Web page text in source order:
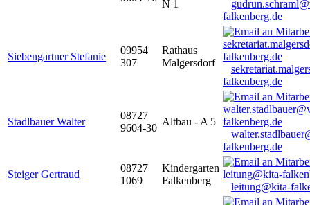
N 1
falkenberg.de
Siebengartner Stefanie
09954
307
Rathaus
Malgersdorf
falkenberg.de
Stadlbauer Walter
08727
9604-30
Altbau - A 5
falkenberg.de
Steiger Gertraud
08727
1069
Kindergarten
Falkenberg
leitung@kita-